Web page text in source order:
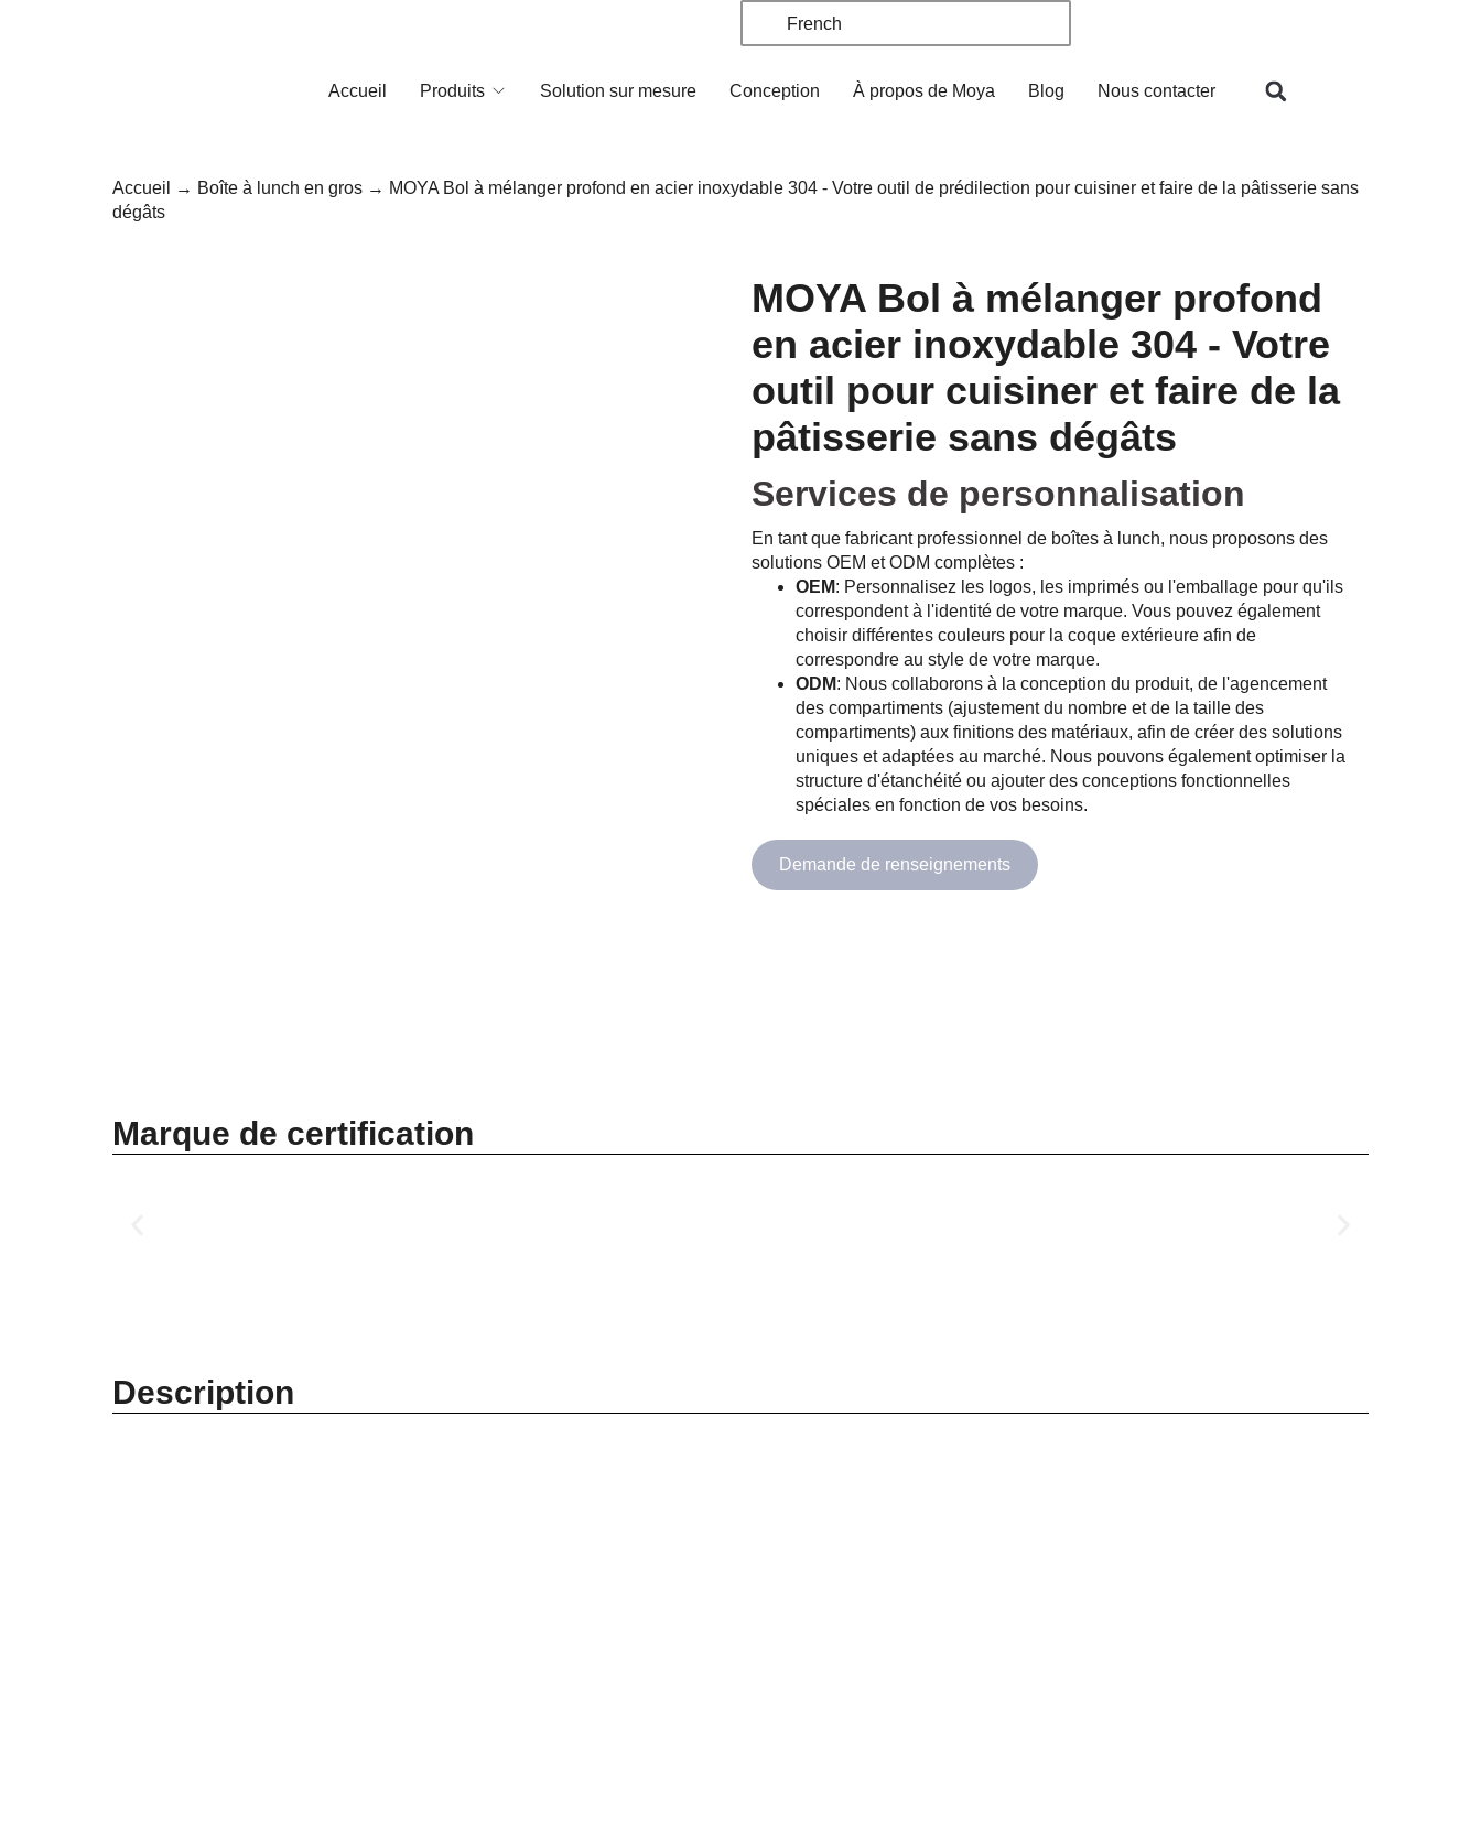
French
Accueil Produits Solution sur mesure Conception À propos de Moya Blog Nous contacter
Accueil → Boîte à lunch en gros → MOYA Bol à mélanger profond en acier inoxydable 304 - Votre outil de prédilection pour cuisiner et faire de la pâtisserie sans
dégâts
MOYA Bol à mélanger profond
en acier inoxydable 304 - Votre
outil pour cuisiner et faire de la
pâtisserie sans dégâts
Services de personnalisation
En tant que fabricant professionnel de boîtes à lunch, nous proposons des
solutions OEM et ODM complètes :
OEM: Personnalisez les logos, les imprimés ou l'emballage pour qu'ils
correspondent à l'identité de votre marque. Vous pouvez également
choisir différentes couleurs pour la coque extérieure afin de
correspondre au style de votre marque.
ODM: Nous collaborons à la conception du produit, de l'agencement
des compartiments (ajustement du nombre et de la taille des
compartiments) aux finitions des matériaux, afin de créer des solutions
uniques et adaptées au marché. Nous pouvons également optimiser la
structure d'étanchéité ou ajouter des conceptions fonctionnelles
spéciales en fonction de vos besoins.
Demande de renseignements
Marque de certification
Description